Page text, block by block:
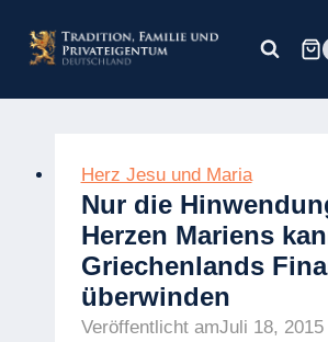
Inhalt
springen
Herz Jesu und Maria
Nur die
Herzen Mariens
Griechenlands
überwinden
Veröffentlicht amJuli 18, 2015